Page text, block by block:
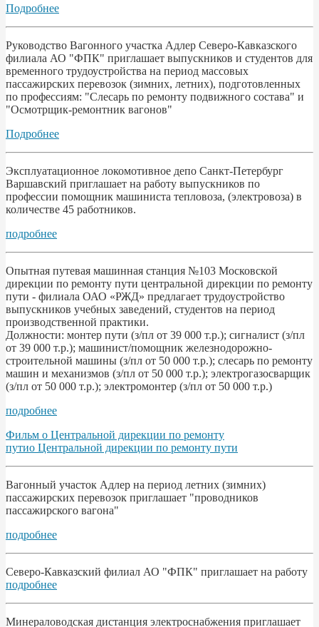
Подробнее
Руководство Вагонного участка Адлер Северо-Кавказского
филиала АО "ФПК" приглашает выпускников и студентов для
временного трудоустройства на период массовых
пассажирских перевозок (зимних, летних), подготовленных
по профессиям: "Слесарь по ремонту подвижного состава" и
"Осмотрщик-ремонтник вагонов"
Подробнее
Эксплуатационное локомотивное депо Санкт-Петербург
Варшавский приглашает на работу выпускников по
профессии помощник машиниста тепловоза, (электровоза) в
количестве 45 работников.
подробнее
Опытная путевая машинная станция №103 Московской
дирекции по ремонту пути центральной дирекции по ремонту
пути - филиала ОАО «РЖД» предлагает трудоустройство
выпускников учебных заведений, студентов на период
производственной практики.
Должности: монтер пути (з/пл от 39 000 т.р.); сигналист (з/пл
от 39 000 т.р.); машинист/помощник железнодорожно-
строительной машины (з/пл от 50 000 т.р.); слесарь по ремонту
машин и механизмов (з/пл от 50 000 т.р.); электрогазосварщик
(з/пл от 50 000 т.р.); электромонтер (з/пл от 50 000 т.р.)
подробнее
Фильм о Центральной дирекции по ремонту
путио Центральной дирекции по ремонту пути
Вагонный участок Адлер на период летних (зимних)
пассажирских перевозок приглашает "проводников
пассажирского вагона"
подробнее
Северо-Кавказский филиал АО "ФПК" приглашает на работу
подробнее
Минераловодская дистанция электроснабжения приглашает